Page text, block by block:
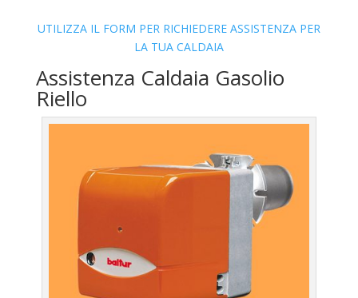
UTILIZZA IL FORM PER RICHIEDERE ASSISTENZA PER
LA TUA CALDAIA
Assistenza Caldaia Gasolio
Riello